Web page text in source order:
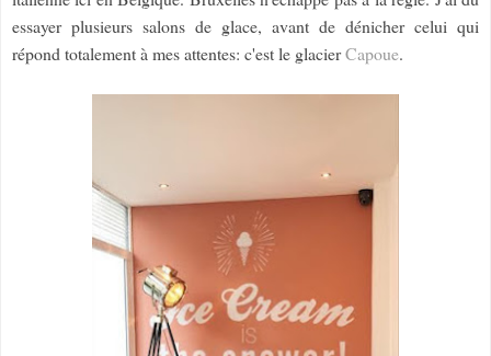
essayer plusieurs salons de glace, avant de dénicher celui qui
répond totalement à mes attentes: c'est le glacierCapoue.